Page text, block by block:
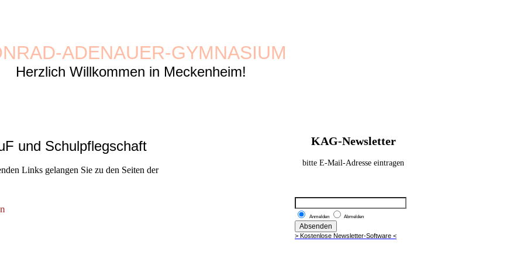
ADENAUER-GYMNASIUM
Herzlich Willkommen in Meckenheim!
und Schulpflegschaft
Links gelangen Sie zu den Seiten der
KAG-Newsletter
bitte E-Mail-Adresse eintragen